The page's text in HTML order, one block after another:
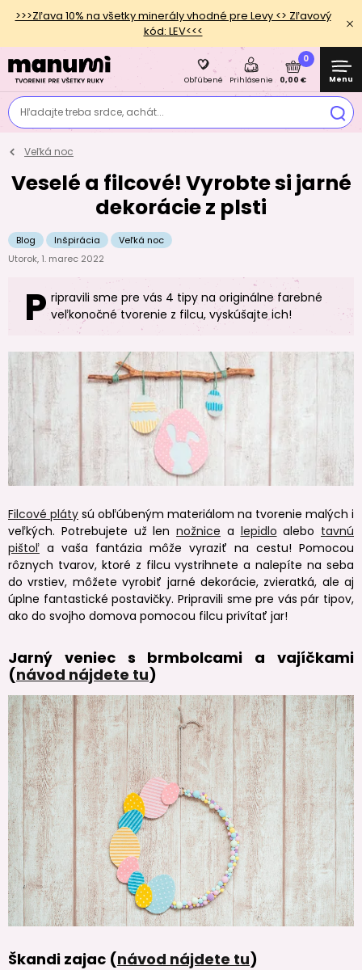
>>>Zľava 10% na všetky minerály vhodné pre Levy <> Zľavový
kód: LEV<<<
Hľadajte treba srdce, achát...
Obľúbené Prihlásenie
0
0,00 € Menu
Veľká noc
Veselé a filcové! Vyrobte si jarné
dekorácie z plsti
Blog Inšpirácia
Veľká noc
Utorok, 1. marec 2022
P ripravili sme pre vás 4 tipy na originálne farebné
veľkonočné tvorenie z filcu, vyskúšajte ich!
Filcové pláty sú obľúbeným materiálom na tvorenie malých i
veľkých. Potrebujete už len nožnice a lepidlo alebo tavnú
pištoľ a vaša fantázia môže vyraziť na cestu! Pomocou
rôznych tvarov, ktoré z filcu vystrihnete a nalepíte na seba
do vrstiev, môžete vyrobiť jarné dekorácie, zvieratká, ale aj
úplne fantastické postavičky. Pripravili sme pre vás pár tipov,
ako do svojho domova pomocou filcu privítať jar!
Jarný veniec s brmbolcami a vajíčkami
(návod nájdete tu)
Škandi zajac (návod nájdete tu)